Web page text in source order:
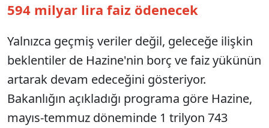
594 milyar lira faiz ödenecek
Yalnızca geçmiş veriler değil, geleceğe ilişkin
beklentiler de Hazine'nin borç ve faiz yükünün
artarak devam edeceğini gösteriyor.
Bakanlığın açıkladığı programa göre Hazine,
mayıs-temmuz döneminde 1 trilyon 743